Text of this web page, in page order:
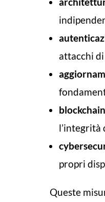
attacchi
l’integrità
propri
Queste